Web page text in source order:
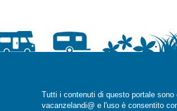
Tutti i contenuti di questo portale sono
vacanzelandi@ e l'uso è consentito